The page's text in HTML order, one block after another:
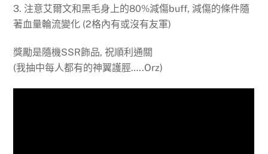
3. 注意艾爾文和黑毛身上的80%減傷buff, 減傷的條件隨
著血量輪流變化 (2格內有或沒有友軍)
獎勵是隨機SSR飾品, 祝順利通關
(我抽中每人都有的神翼護脛…..Orz)